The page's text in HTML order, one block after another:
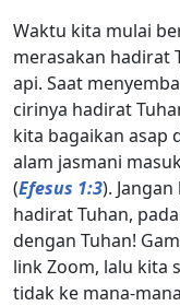
Waktu kita mulai
merasakan hadirat
api. Saat
cirinya hadirat
kita bagaikan asap
alam jasmani
(Efesus 1:3).
hadirat Tuhan,
dengan Tuhan!
link Zoom, lalu kita
tidak ke mana-